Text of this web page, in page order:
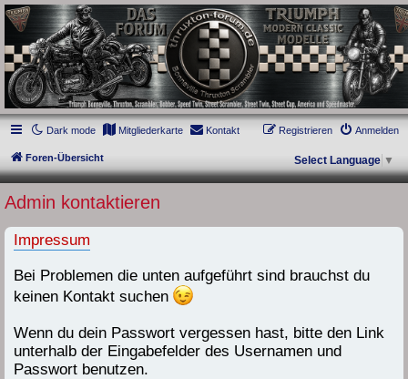
thruxton-forum.de
DAS FORUM! Alles rund um die Triumph Modern Classic Modelle. Das Forum für
die New Bonneville Baureihen ab BJ 2001. Triumph Bonneville, Thruxton,
Scrambler, Bobber, Speed Twin, Street Scrambler, Street Twin, Street Cup, America
und Speedmaster.
Dark mode
Mitgliederkarte Kontakt Anmelden
Registrieren
Foren-Übersicht Select Language ▼
Admin kontaktieren
Impressum
Bei Problemen die unten aufgeführt sind brauchst du
keinen Kontakt suchen
Wenn du dein Passwort vergessen hast, bitte den Link
unterhalb der Eingabefelder des Usernamen und
Passwort benutzen.